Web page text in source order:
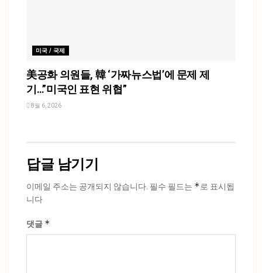
미국 / 국제
美공화 의원들, 韓 ‘가짜뉴스법’에 문제 제
기…”미국인 표현 위협”
8월 6, 2026
답글 남기기
이메일 주소는 공개되지 않습니다. 필수 필드는 *로 표시됩
니다
댓글 *